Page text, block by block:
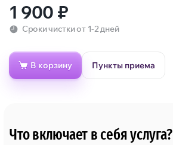
1 900 ₽
Сроки чистки от 1-2 дней
В корзину Пункты приема
Что включает в себя услуга?